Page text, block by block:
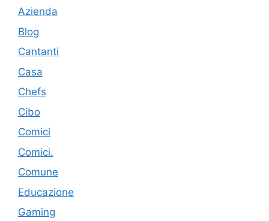
Azienda
Blog
Cantanti
Casa
Chefs
Cibo
Comici
Comici.
Comune
Educazione
Gaming